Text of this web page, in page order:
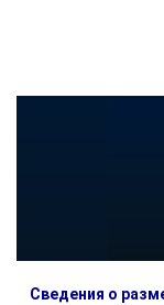
Сведения о